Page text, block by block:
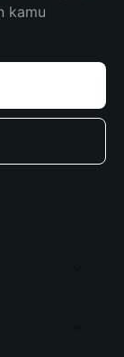
kamu